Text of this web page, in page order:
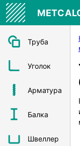
Труба
Уголок
Арматура
Балка
Швеллер